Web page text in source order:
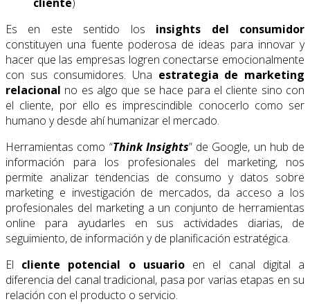
Es en este sentido los insights del consumidor
constituyen una fuente poderosa de ideas para innovar y
hacer que las empresas logren conectarse emocionalmente
con sus consumidores. Una estrategia de marketing
relacional no es algo que se hace para el cliente sino con
el cliente, por ello es imprescindible conocerlo como ser
humano y desde ahí humanizar el mercado.
Herramientas como “Think Insights” de Google, un hub de
información para los profesionales del marketing, nos
permite analizar tendencias de consumo y datos sobre
marketing e investigación de mercados, da acceso a los
profesionales del marketing a un conjunto de herramientas
online para ayudarles en sus actividades diarias, de
seguimiento, de información y de planificación estratégica.
El cliente potencial o usuarioen el canal digital a
diferencia del canal tradicional, pasa por varias etapas en su
relación con el producto o servicio.